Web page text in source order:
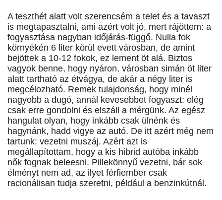
A teszthét alatt volt szerencsém a telet és a tavaszt
is megtapasztalni, ami azért volt jó, mert rájöttem: a
fogyasztása nagyban időjárás-függő. Nulla fok
környékén 6 liter körül evett városban, de amint
bejöttek a 10-12 fokok, ez lement öt alá. Biztos
vagyok benne, hogy nyáron, városban simán öt liter
alatt tartható az étvágya, de akár a négy liter is
megcélozható. Remek tulajdonság, hogy minél
nagyobb a dugó, annál kevesebbet fogyaszt: elég
csak erre gondolni és elszáll a mérgünk. Az egész
hangulat olyan, hogy inkább csak ülnénk és
hagynánk, hadd vigye az autó. De itt azért még nem
tartunk: vezetni muszáj. Azért azt is
megállapítottam, hogy a kis hibrid autóba inkább
nők fognak beleesni. Pillekönnyű vezetni, bár sok
élményt nem ad, az ilyet férfiember csak
racionálisan tudja szeretni, például a benzinkútnál.